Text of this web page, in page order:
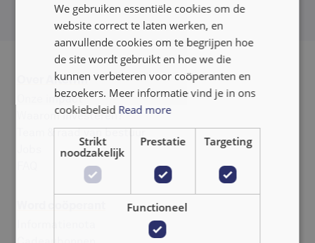
Over Alterfin
Onze impact
Waarom investeren?
Team & raad van bestuur
FRANÇAIS
NEDERLANDS
We gebruiken essentiële cookies om de
website correct te laten werken, en
aanvullende cookies om te begrijpen hoe
de site wordt gebruikt en hoe we die
kunnen verbeteren voor coöperanten en
bezoekers. Meer informatie vind je in ons
cookiebeleid Read more
Strikt
noodzakelijk
Prestatie Targeting
Functioneel